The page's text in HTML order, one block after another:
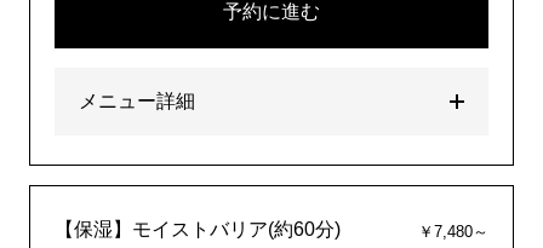
予約に進む
メニュー詳細
【保湿】モイストバリア(約60分) ￥7,480～